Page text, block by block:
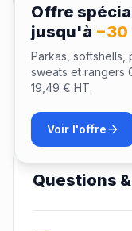
Questions
Offre
jusqu'à −30
Parkas, softshells,
sweats et rangers
19,49 € HT.
Voir l'offre